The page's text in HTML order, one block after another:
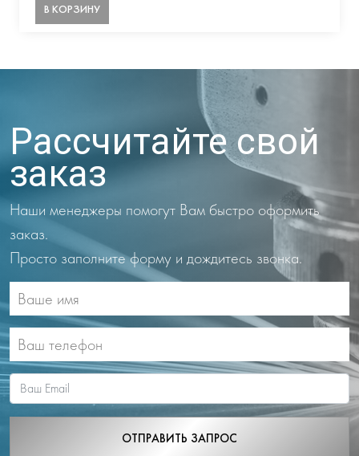
В КОРЗИНУ
Рассчитайте свой
заказ
Наши менеджеры помогут Вам быстро оформить
заказ.
Просто заполните форму и дождитесь звонка.
ОТПРАВИТЬ ЗАПРОС